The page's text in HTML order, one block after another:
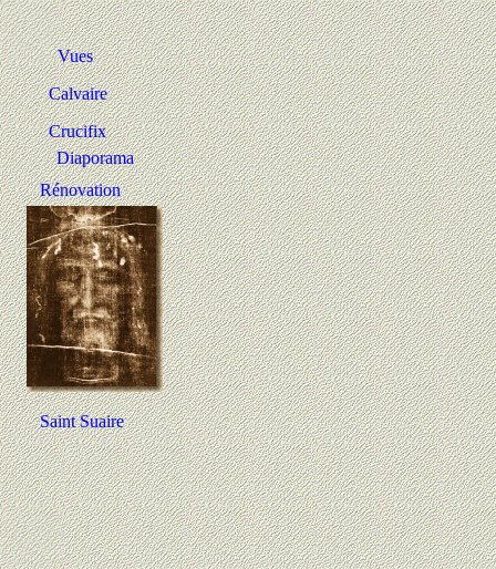
Vues
Calvaire
Crucifix
Diaporama
Rénovation
Saint Suaire